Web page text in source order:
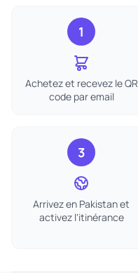
1
Achetez et recevez le QR
code par email
3
Arrivez en Pakistan et
activez l'itinérance